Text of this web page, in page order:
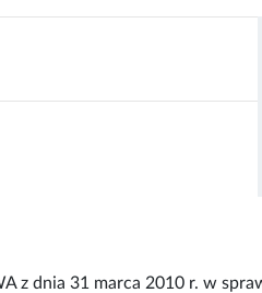
z dnia 31 marca 2010 r. w